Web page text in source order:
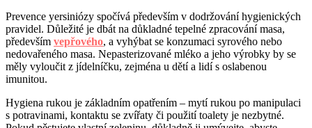
Prevence yersiniózy spočívá především v dodržování hygienických
pravidel. Důležité je dbát na důkladné tepelné zpracování masa,
především vepřového, a vyhýbat se konzumaci syrového nebo
nedovařeného masa. Nepasterizované mléko a jeho výrobky by se
měly vyloučit z jídelníčku, zejména u dětí a lidí s oslabenou
imunitou.
Hygiena rukou je základním opatřením – mytí rukou po manipulaci
s potravinami, kontaktu se zvířaty či použití toalety je nezbytné.